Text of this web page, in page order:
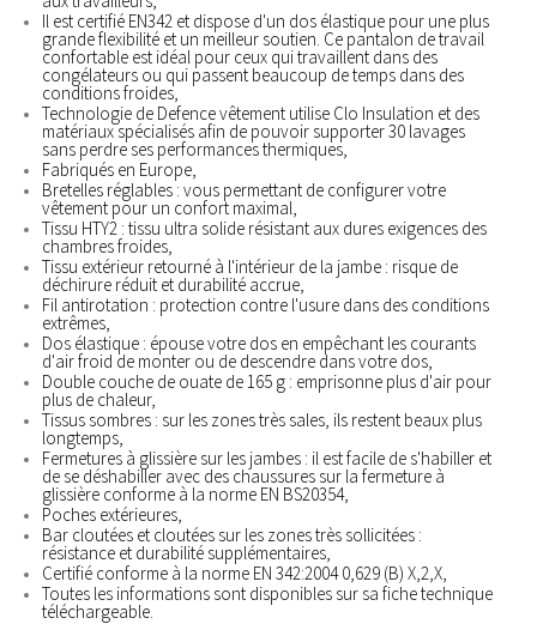
Il est certifié EN342 et dispose d'un dos élastique pour une plus
grande flexibilité et un meilleur soutien. Ce pantalon de travail
confortable est idéal pour ceux qui travaillent dans des
congélateurs ou qui passent beaucoup de temps dans des
conditions froides,
Technologie de Defence vêtement utilise Clo Insulation et des
matériaux spécialisés afin de pouvoir supporter 30 lavages
sans perdre ses performances thermiques,
Fabriqués en Europe,
Bretelles réglables : vous permettant de configurer votre
vêtement pour un confort maximal,
Tissu HTY2 : tissu ultra solide résistant aux dures exigences des
chambres froides,
Tissu extérieur retourné à l'intérieur de la jambe : risque de
déchirure réduit et durabilité accrue,
Fil antirotation : protection contre l'usure dans des conditions
extrêmes,
Dos élastique : épouse votre dos en empêchant les courants
d'air froid de monter ou de descendre dans votre dos,
Double couche de ouate de 165 g : emprisonne plus d'air pour
plus de chaleur,
Tissus sombres : sur les zones très sales, ils restent beaux plus
longtemps,
Fermetures à glissière sur les jambes : il est facile de s'habiller et
de se déshabiller avec des chaussures sur la fermeture à
glissière conforme à la norme EN BS20354,
Poches extérieures,
Bar cloutées et cloutées sur les zones très sollicitées :
résistance et durabilité supplémentaires,
Certifié conforme à la norme EN 342:2004 0,629 (B) X,2,X,
Toutes les informations sont disponibles sur sa fiche technique
téléchargeable.